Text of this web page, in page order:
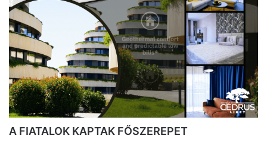
A FIATALOK KAPTAK FŐSZEREPET